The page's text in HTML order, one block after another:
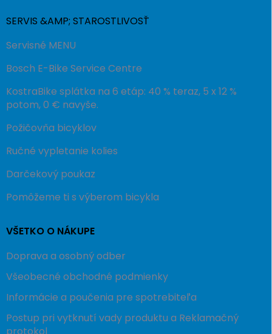
SERVIS &AMP; STAROSTLIVOSŤ
Servisné MENU
Bosch E-Bike Service Centre
KostraBike splátka na 6 etáp: 40 % teraz, 5 x 12 %
potom, 0 € navyše.
Požičovňa bicyklov
Ručné vypletanie kolies
Darčekový poukaz
Pomôžeme ti s výberom bicykla
VŠETKO O NÁKUPE
Doprava a osobný odber
Všeobecné obchodné podmienky
Informácie a poučenia pre spotrebiteľa
Postup pri vytknutí vady produktu a Reklamačný
protokol